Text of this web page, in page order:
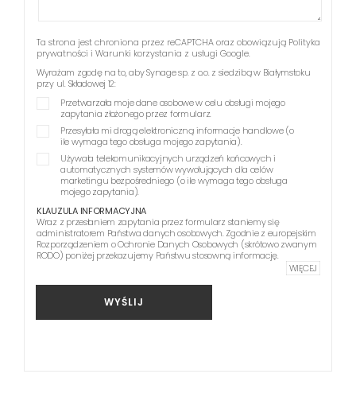
Ta strona jest chroniona przez reCAPTCHA oraz obowiązują Polityka
prywatności i Warunki korzystania z usługi Google.
Wyrażam zgodę na to, aby Synage sp. z o.o. z siedzibą w Białymstoku
przy ul. Składowej 12:
Przetwarzała moje dane osobowe w celu obsługi mojego
zapytania złożonego przez formularz.
Przesyłała mi drogą elektroniczną informacje handlowe (o
ile wymaga tego obsługa mojego zapytania).
Używała telekomunikacyjnych urządzeń końcowych i
automatycznych systemów wywołujących dla celów
marketingu bezpośredniego (o ile wymaga tego obsługa
mojego zapytania).
KLAUZULA INFORMACYJNA
Wraz z przesłaniem zapytania przez formularz staniemy się
administratorem Państwa danych osobowych. Zgodnie z europejskim
Rozporządzeniem o Ochronie Danych Osobowych (skrótowo zwanym
RODO) poniżej przekazujemy Państwu stosowną informację.
WIĘCEJ
WYŚLIJ